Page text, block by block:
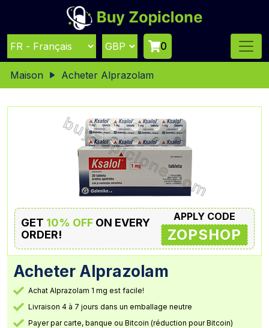
0
Maison Acheter Alprazolam
GET 10% OFF ON EVERY
ORDER!
APPLY CODE
ZOPSHOP
Acheter Alprazolam
Achat Alprazolam 1 mg est facile!
Livraison 4 à 7 jours dans un emballage neutre
Payer par carte, banque ou Bitcoin (réduction pour Bitcoin)